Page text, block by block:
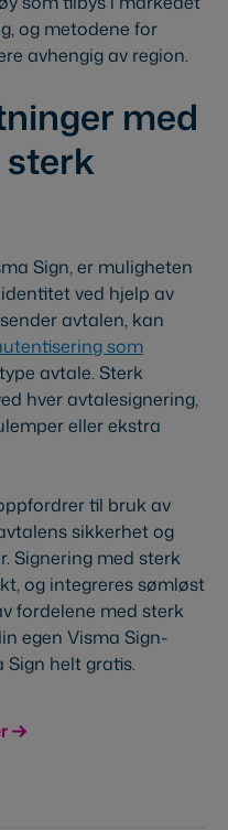
og metodene for
avhengig av region.
med
sterk
Sign, er muligheten
ved hjelp av
avtalen, kan
som
avtale. Sterk
hver avtalesignering,
eller ekstra
til bruk av
sikkerhet og
Signering med sterk
og integreres sømløst
fordelene med sterk
egen Visma Sign-
helt gratis.